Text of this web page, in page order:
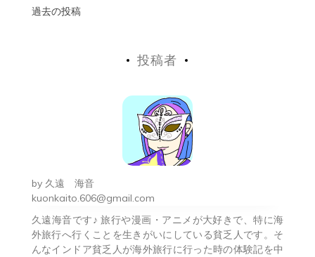
投
シ
ョ
ン
過去の投稿
投稿者
by 久遠 海音
kuonkaito.606@gmail.com
久遠海音です♪ 旅行や漫画・アニメが大好きで、特に海
外旅行へ行くことを生きがいにしている貧乏人です。そ
んなインドア貧乏人が海外旅行に行った時の体験記を中